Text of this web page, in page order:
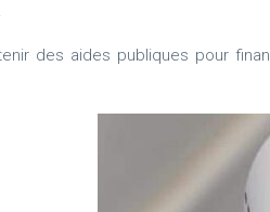
des aides publiques pour